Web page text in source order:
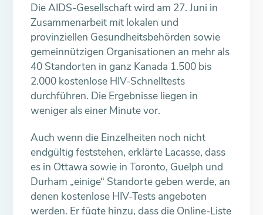
Die AIDS-Gesellschaft wird am 27. Juni in
Zusammenarbeit mit lokalen und
provinziellen Gesundheitsbehörden sowie
gemeinnützigen Organisationen an mehr als
40 Standorten in ganz Kanada 1.500 bis
2.000 kostenlose HIV-Schnelltests
durchführen. Die Ergebnisse liegen in
weniger als einer Minute vor.
Auch wenn die Einzelheiten noch nicht
endgültig feststehen, erklärte Lacasse, dass
es in Ottawa sowie in Toronto, Guelph und
Durham „einige“ Standorte geben werde, an
denen kostenlose HIV-Tests angeboten
werden. Er fügte hinzu, dass die Online-Liste